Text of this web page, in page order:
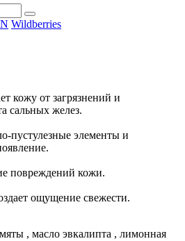
Wildberries
кожу от загрязнений и
сальных желез.
пустулезные элементы и
повреждений кожи.
ощущение свежести.
, масло эвкалипта , лимонная